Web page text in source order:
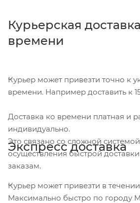
Курьерская
времени
Курьер может привезти точно к
времени. Например доставить к
Доставка ко времени платная и
индивидуально.
Это связано со сложной
осуществления быстрой
заказам.
Экспресс доставка
Курьер может привезти в
Максимально быстро по городу